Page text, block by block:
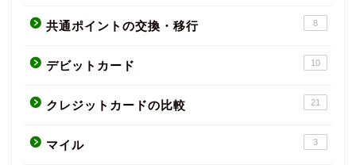
共通ポイントの交換・移行 8
デビットカード 10
クレジットカードの比較 21
マイル 3